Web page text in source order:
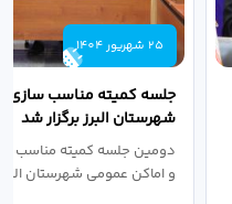
25 شهریور 1404
جلسه کمیته مناسب سازی
شهرستان البرز برگزار شد
دومین جلسه کمیته مناسب
و اماکن عمومی شهرستان